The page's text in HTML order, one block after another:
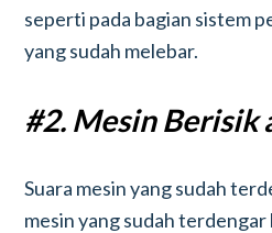
seperti pada bagian sistem
yang sudah melebar.
#2. Mesin Berisik
Suara mesin yang sudah
mesin yang sudah